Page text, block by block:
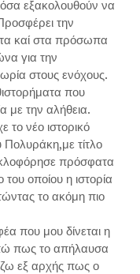
όσα εξακολουθούν να
την
καί στα πρόσωπα
για την
στους ενόχους.
που
με την αλήθεια.
το νέο ιστορικό
τίτλο
πρόσφατα
οποίου η ιστορία
το ακόμη πιο
που μου δίνεται η
πως το απήλαυσα
εξ αρχής πως ο